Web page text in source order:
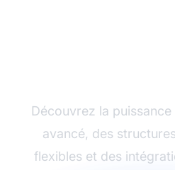
Découvrez la
avancé, des
flexibles et des